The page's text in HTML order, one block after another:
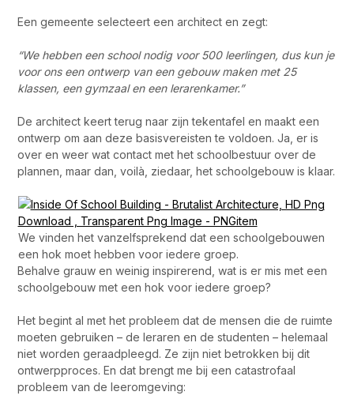
Een gemeente selecteert een architect en zegt:
“We hebben een school nodig voor 500 leerlingen, dus kun je
voor ons een ontwerp van een gebouw maken met 25
klassen, een gymzaal en een lerarenkamer.”
De architect keert terug naar zijn tekentafel en maakt een
ontwerp om aan deze basisvereisten te voldoen. Ja, er is
over en weer wat contact met het schoolbestuur over de
plannen, maar dan, voilà, ziedaar, het schoolgebouw is klaar.
We vinden het vanzelfsprekend dat een schoolgebouwen
een hok moet hebben voor iedere groep.
Behalve grauw en weinig inspirerend, wat is er mis met een
schoolgebouw met een hok voor iedere groep?
Het begint al met het probleem dat de mensen die de ruimte
moeten gebruiken – de leraren en de studenten – helemaal
niet worden geraadpleegd. Ze zijn niet betrokken bij dit
ontwerpproces. En dat brengt me bij een catastrofaal
probleem van de leeromgeving: